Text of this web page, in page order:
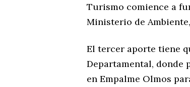
Turismo comience a
Ministerio de
El tercer aporte tiene
Departamental, donde
en Empalme Olmos